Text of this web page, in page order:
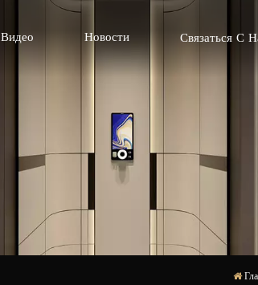
Видео Новости Связаться С